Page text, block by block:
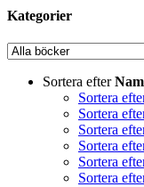
Kategorier
Sortera efter
Sortera
Sortera
Sortera
Sortera
Sortera
Sortera